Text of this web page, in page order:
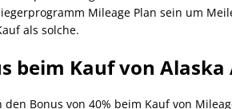
Mileage Plan sein um
als solche.
beim Kauf von
Bonus von 40% beim Kauf von